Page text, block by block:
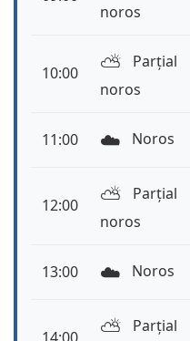
noros
10:00 ⛅️
Parțial
noros
11:00 ☁️ Noros
12:00 ⛅️
Parțial
noros
13:00 ☁️ Noros
⛅️ Parțial